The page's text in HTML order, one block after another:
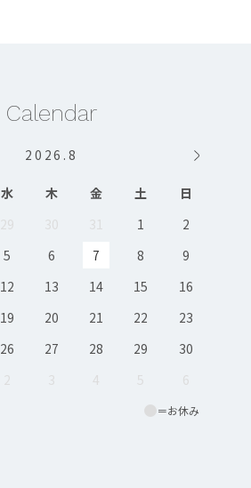
Calendar
2026 .8
＝お休み
水 木 金 土
日
29 30 31 1
2
5 6 7 8
9
12 13 14 15
16
19 20 21 22
23
26 27 28 29
30
2 3 4 5 6